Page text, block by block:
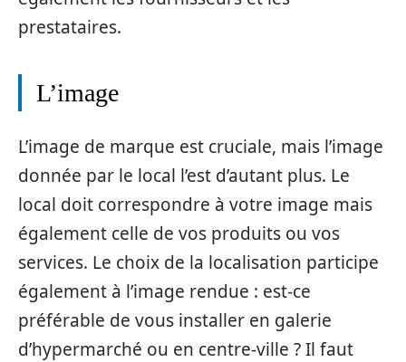
prestataires.
L’image
L’image de marque est cruciale, mais l’image
donnée par le local l’est d’autant plus. Le
local doit correspondre à votre image mais
également celle de vos produits ou vos
services. Le choix de la localisation participe
également à l’image rendue : est-ce
préférable de vous installer en galerie
d’hypermarché ou en centre-ville ? Il faut